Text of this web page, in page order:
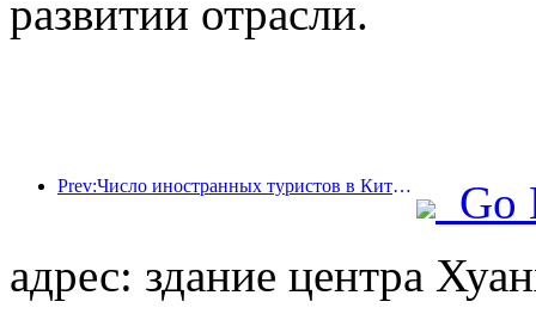
развитии отрасли.
Prev:Число иностранных туристов в Китае выросло на 40% в первом квартале
Go
адрес: здание центра